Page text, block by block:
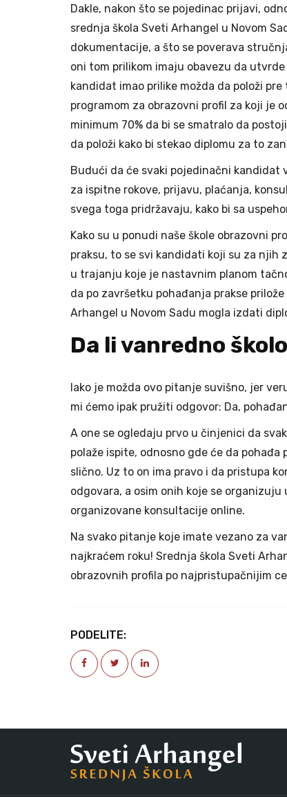
Dakle, nakon što se pojedinac prijavi,
srednja škola Sveti Arhangel u Novom
dokumentacije, a što se poverava
oni tom prilikom imaju obavezu da
kandidat imao prilike možda da položi
programom za obrazovni profil za koji je
minimum 70% da bi se smatralo da
da položi kako bi stekao diplomu za to
Budući da će svaki pojedinačni kandidat
za ispitne rokove, prijavu, plaćanja,
svega toga pridržavaju, kako bi sa
Kako su u ponudi naše škole obrazovni
praksu, to se svi kandidati koji su za
u trajanju koje je nastavnim planom
da po završetku pohađanja prakse
Arhangel u Novom Sadu mogla izdati
Da li vanredno
Iako je možda ovo pitanje suvišno, jer
mi ćemo ipak pružiti odgovor: Da,
A one se ogledaju prvo u činjenici da
polaže ispite, odnosno gde će da pohađa
slično. Uz to on ima pravo i da pristupa
odgovara, a osim onih koje se
organizovane konsultacije online.
Na svako pitanje koje imate vezano za
najkraćem roku! Srednja škola Sveti
obrazovnih profila po najpristupačnijim
PODELITE: